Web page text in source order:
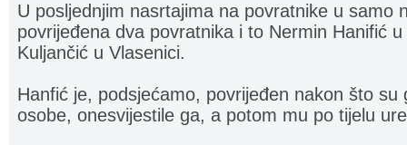
U posljednjim nasrtajima na povratnike u samo
povrijeđena dva povratnika i to Nermin Hanifić
Kuljančić u Vlasenici.
Hanfić je, podsjećamo, povrijeđen nakon što
osobe, onesvijestile ga, a potom mu po tijelu